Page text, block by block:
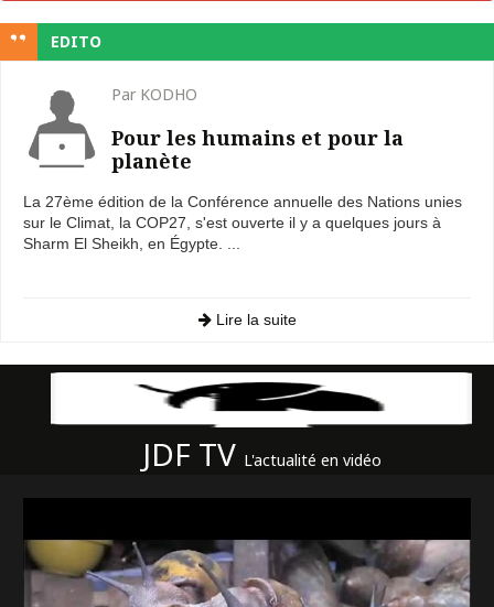
EDITO
Par KODHO
Pour les humains et pour la
planète
La 27ème édition de la Conférence annuelle des Nations unies
sur le Climat, la COP27, s'est ouverte il y a quelques jours à
Sharm El Sheikh, en Égypte. ...
Lire la suite
JDF TV L'actualité en vidéo